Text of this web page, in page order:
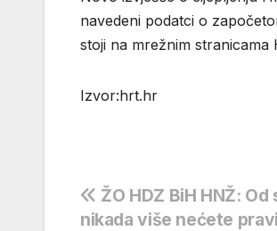
navedeni podatci o
stoji na mrežnim stranicama
Izvor:hrt.hr
Navigacija
ŽO HDZ BiH HNŽ:
nikada više nećete